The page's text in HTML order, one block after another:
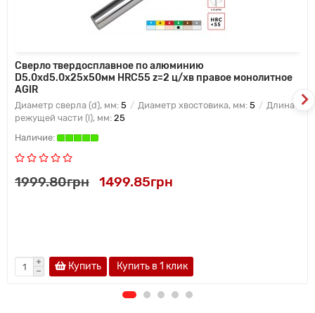
Сверло твердосплавное по алюминию
D5.0xd5.0х25х50мм HRC55 z=2 ц/хв правое монолитное
AGIR
Диаметр сверла (d), мм: 5 Диаметр хвостовика, мм: 5
Длина
режущей части (l), мм: 25
1999.80грн 1499.85грн
Купить Купить в 1 клик